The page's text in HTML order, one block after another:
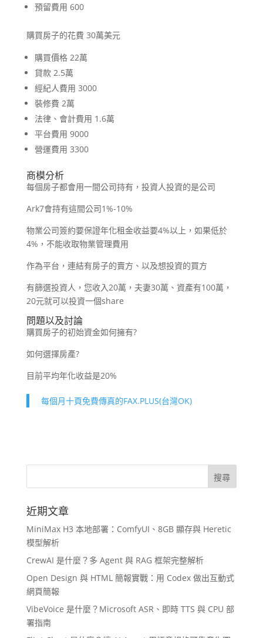
預留費用 600
購買房子的花費 30萬美元
購買價格 22萬
貸款 2.5萬
經紀人費用 3000
裝修費 2萬
法律、會計費用 1.6萬
平台費用 9000
營運費用 3300
商模分析
每個房子都會用一間公司持有，投資人投資的是公司
Ark7會持有這間公司1%-10%
物業公司簽約要保證年化租金收益要4%以上，如果低於
4%，不能收取物業管理費用
作為平台，連結有房子的賣方、以及想投資的買方
有篩選投資人，您收入20萬，夫妻30萬、資產有100萬，
20元就可以投資一個share
問題以及討論
購買房子的初始資金如何擁有?
如何選擇房產?
目前平均年化收益是20%
每個月十頁免費傳真的FAX.PLUS(台灣OK)
近期文章
MiniMax H3 本地部署：ComfyUI、8GB 顯存與 Heretic
模型解析
CrewAI 是什麼？多 Agent 與 RAG 框架完整解析
Open Design 與 HTML 簡報實戰：用 Codex 做出互動式
網頁簡報
VibeVoice 是什麼？Microsoft ASR、即時 TTS 與 CPU 部
署指南